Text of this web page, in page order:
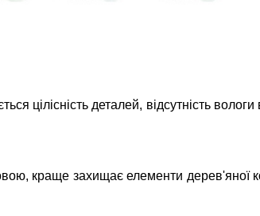
деталей, відсутність вологи в
краще захищає елементи дерев'яної